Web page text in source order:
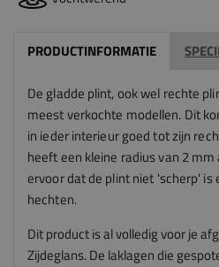
PRODUCTINFORMATIE
De gladde plint, ook wel rechte
meest verkochte modellen. Dit
in ieder interieur goed tot zijn
heeft een kleine radius van 2
ervoor dat de plint niet 'scherp' is
hechten.
Dit product is al volledig voor je
Zijdeglans. De laklagen die